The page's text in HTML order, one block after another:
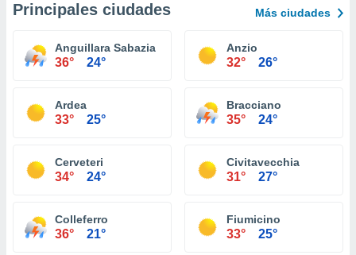
Principales ciudades Más ciudades
Anguillara Sabazia
36° 24°
Anzio
32° 26°
Ardea
33° 25°
Bracciano
35° 24°
Cerveteri
34° 24°
Civitavecchia
31° 27°
Colleferro
36° 21°
Fiumicino
33° 25°